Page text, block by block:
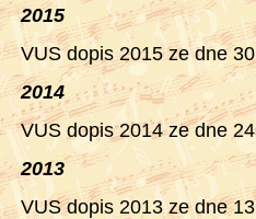
2015
VUS dopis 2015 ze dne
2014
VUS dopis 2014 ze dne
2013
VUS dopis 2013 ze dne